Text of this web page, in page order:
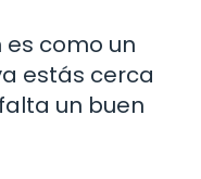
es como un
estás cerca
un buen